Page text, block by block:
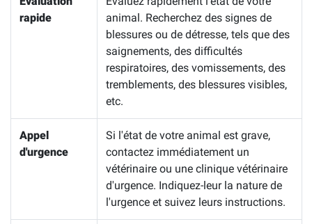
rapide
animal. Recherchez des signes de
blessures ou de détresse, tels que des
saignements, des difficultés
respiratoires, des vomissements, des
tremblements, des blessures visibles,
etc.
Appel
d'urgence
Si l'état de votre animal est grave,
contactez immédiatement un
vétérinaire ou une clinique vétérinaire
d'urgence. Indiquez-leur la nature de
l'urgence et suivez leurs instructions.